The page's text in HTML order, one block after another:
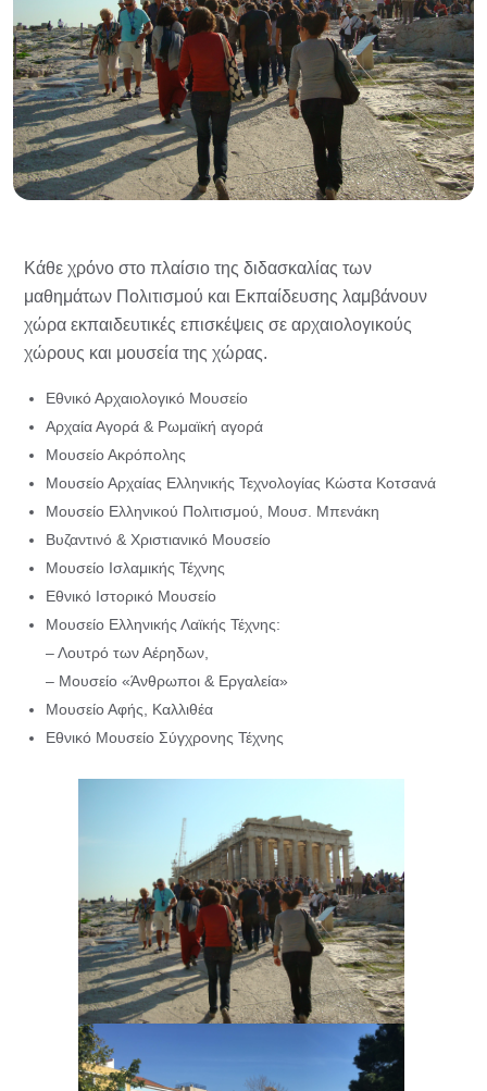
Κάθε χρόνο στο πλαίσιο της διδασκαλίας των
μαθημάτων Πολιτισμού και Εκπαίδευσης λαμβάνουν
χώρα εκπαιδευτικές επισκέψεις σε αρχαιολογικούς
χώρους και μουσεία της χώρας.
Εθνικό Αρχαιολογικό Μουσείο
Αρχαία Αγορά & Ρωμαϊκή αγορά
Μουσείο Ακρόπολης
Μουσείο Αρχαίας Ελληνικής Τεχνολογίας Κώστα Κοτσανά
Μουσείο Ελληνικού Πολιτισμού, Μουσ. Μπενάκη
Βυζαντινό & Χριστιανικό Μουσείο
Μουσείο Ισλαμικής Τέχνης
Εθνικό Ιστορικό Μουσείο
Μουσείο Ελληνικής Λαϊκής Τέχνης:
– Λουτρό των Αέρηδων,
– Μουσείο «Άνθρωποι & Εργαλεία»
Μουσείο Αφής, Καλλιθέα
Εθνικό Μουσείο Σύγχρονης Τέχνης